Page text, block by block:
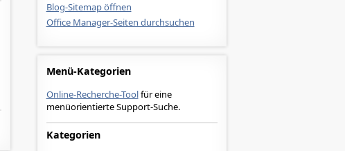
Blog-Sitemap öffnen
Office Manager-Seiten durchsuchen
Menü-Kategorien
Online-Recherche-Toolfür eine
menüorientierte Support-Suche.
Kategorien